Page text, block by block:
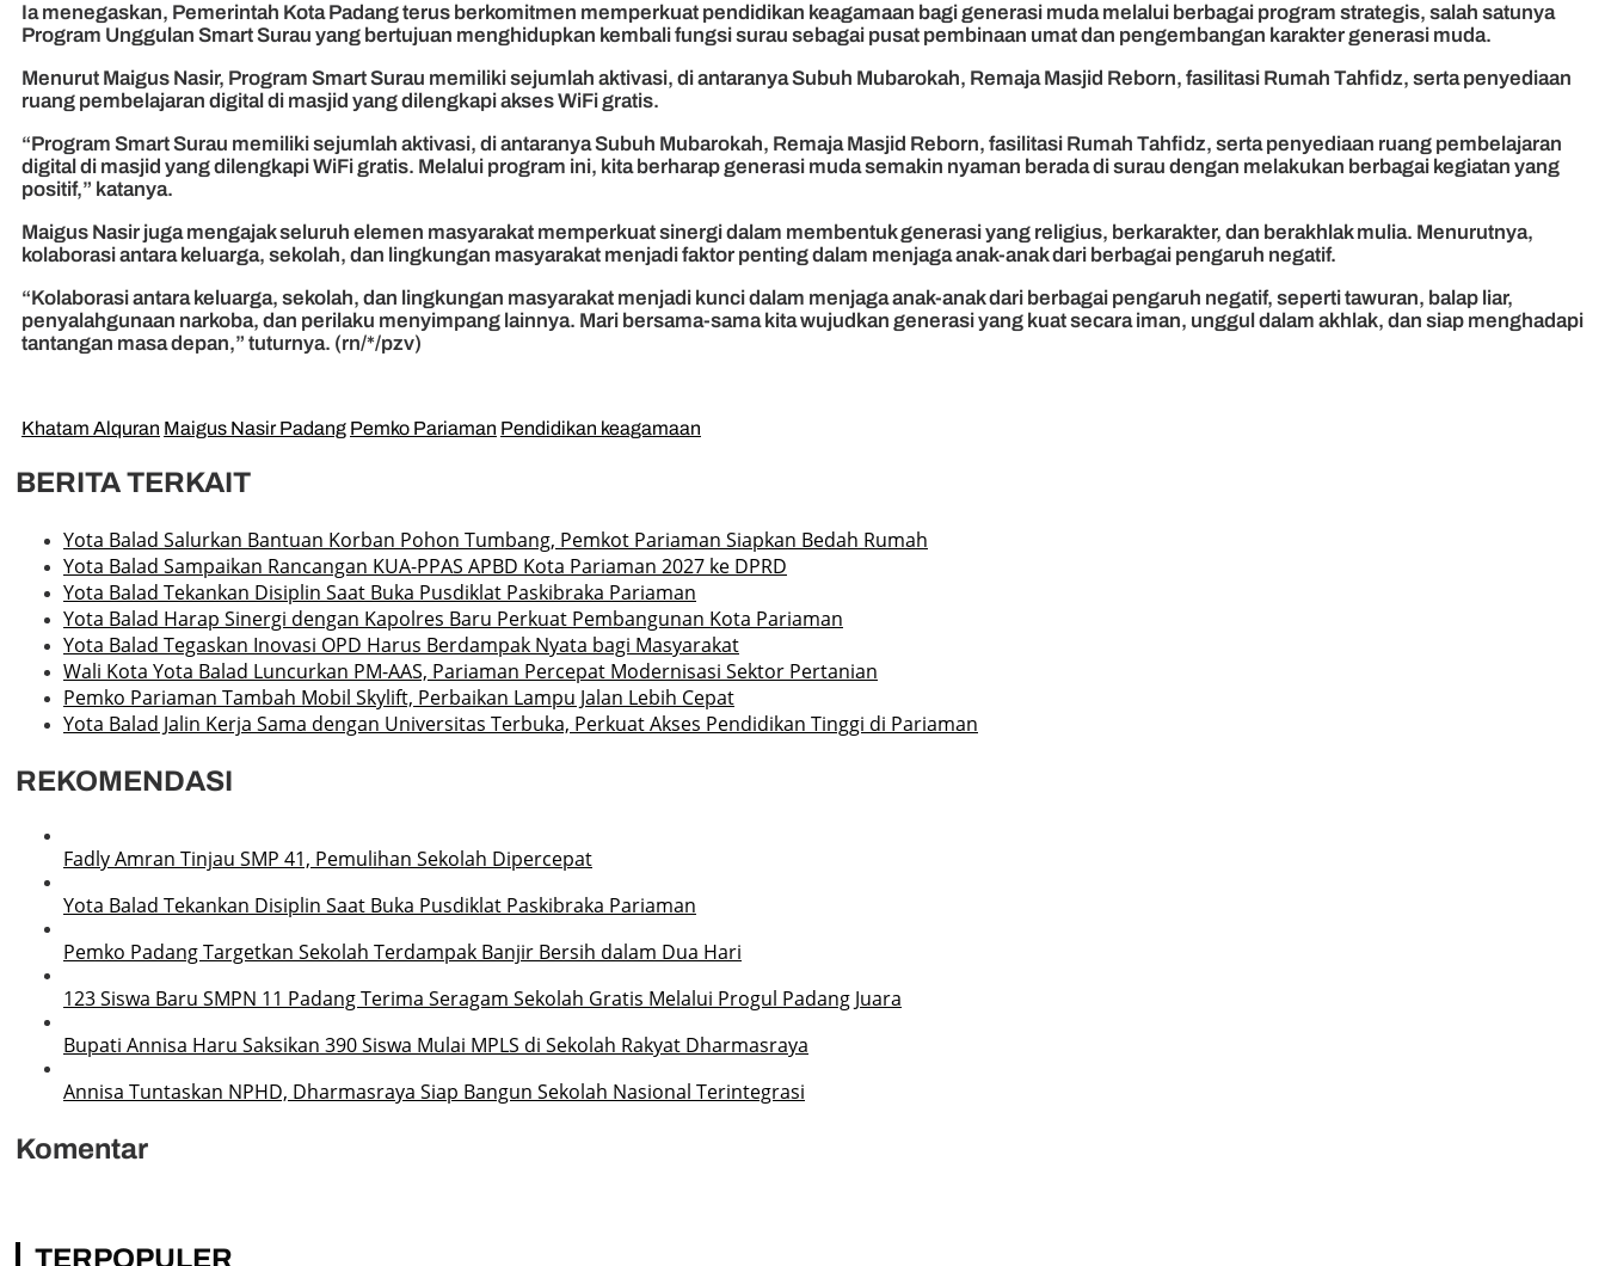
Ia menegaskan, Pemerintah Kota Padang terus berkomitmen memperkuat pendidikan keagamaan bagi generasi muda melalui berbagai program strategis, salah satunya
Program Unggulan Smart Surau yang bertujuan menghidupkan kembali fungsi surau sebagai pusat pembinaan umat dan pengembangan karakter generasi muda.
Menurut Maigus Nasir, Program Smart Surau memiliki sejumlah aktivasi, di antaranya Subuh Mubarokah, Remaja Masjid Reborn, fasilitasi Rumah Tahfidz, serta penyediaan
ruang pembelajaran digital di masjid yang dilengkapi akses WiFi gratis.
“Program Smart Surau memiliki sejumlah aktivasi, di antaranya Subuh Mubarokah, Remaja Masjid Reborn, fasilitasi Rumah Tahfidz, serta penyediaan ruang pembelajaran
digital di masjid yang dilengkapi WiFi gratis. Melalui program ini, kita berharap generasi muda semakin nyaman berada di surau dengan melakukan berbagai kegiatan yang
positif,” katanya.
Maigus Nasir juga mengajak seluruh elemen masyarakat memperkuat sinergi dalam membentuk generasi yang religius, berkarakter, dan berakhlak mulia. Menurutnya,
kolaborasi antara keluarga, sekolah, dan lingkungan masyarakat menjadi faktor penting dalam menjaga anak-anak dari berbagai pengaruh negatif.
“Kolaborasi antara keluarga, sekolah, dan lingkungan masyarakat menjadi kunci dalam menjaga anak-anak dari berbagai pengaruh negatif, seperti tawuran, balap liar,
penyalahgunaan narkoba, dan perilaku menyimpang lainnya. Mari bersama-sama kita wujudkan generasi yang kuat secara iman, unggul dalam akhlak, dan siap menghadapi
tantangan masa depan,” tuturnya. (rn/*/pzv)
Khatam Alquran Maigus Nasir Padang Pemko Pariaman Pendidikan keagamaan
BERITA TERKAIT
Yota Balad Salurkan Bantuan Korban Pohon Tumbang, Pemkot Pariaman Siapkan Bedah Rumah
Yota Balad Sampaikan Rancangan KUA-PPAS APBD Kota Pariaman 2027 ke DPRD
Yota Balad Tekankan Disiplin Saat Buka Pusdiklat Paskibraka Pariaman
Yota Balad Harap Sinergi dengan Kapolres Baru Perkuat Pembangunan Kota Pariaman
Yota Balad Tegaskan Inovasi OPD Harus Berdampak Nyata bagi Masyarakat
Wali Kota Yota Balad Luncurkan PM-AAS, Pariaman Percepat Modernisasi Sektor Pertanian
Pemko Pariaman Tambah Mobil Skylift, Perbaikan Lampu Jalan Lebih Cepat
Yota Balad Jalin Kerja Sama dengan Universitas Terbuka, Perkuat Akses Pendidikan Tinggi di Pariaman
REKOMENDASI
Fadly Amran Tinjau SMP 41, Pemulihan Sekolah Dipercepat
Yota Balad Tekankan Disiplin Saat Buka Pusdiklat Paskibraka Pariaman
Pemko Padang Targetkan Sekolah Terdampak Banjir Bersih dalam Dua Hari
123 Siswa Baru SMPN 11 Padang Terima Seragam Sekolah Gratis Melalui Progul Padang Juara
Bupati Annisa Haru Saksikan 390 Siswa Mulai MPLS di Sekolah Rakyat Dharmasraya
Annisa Tuntaskan NPHD, Dharmasraya Siap Bangun Sekolah Nasional Terintegrasi
Komentar
TERPOPULER